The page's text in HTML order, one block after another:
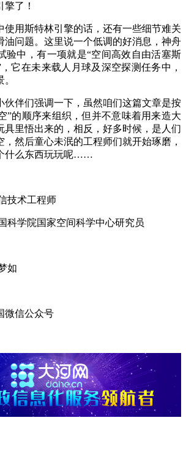
了！
用斯特林引擎的话，还有一些细节难关
油问题。这里说一个低调的好消息，神舟
验中，有一项就是“空间高效自由活塞斯
它在未来载人月球及深空探测任务中，
伴们强调一下，虽然咱们这篇文章是按
”的顺序来组织，但并不意味着用来造大
具里悟出来的，相反，好多时候，是人们
，然后童心未泯的工程师们就开始琢磨，
什么东西玩玩呢……
术工程师
学院国家空间科学中心研究员
如
信公众号